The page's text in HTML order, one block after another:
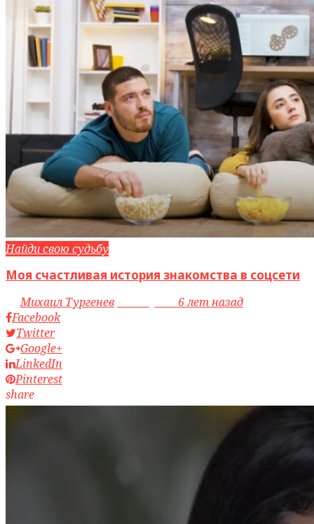
Найди свою судьбу
Моя счастливая история знакомства в соцсети
byМихаил Тургенев
6 лет назад
Facebook
Twitter
Google+
LinkedIn
Pinterest
share